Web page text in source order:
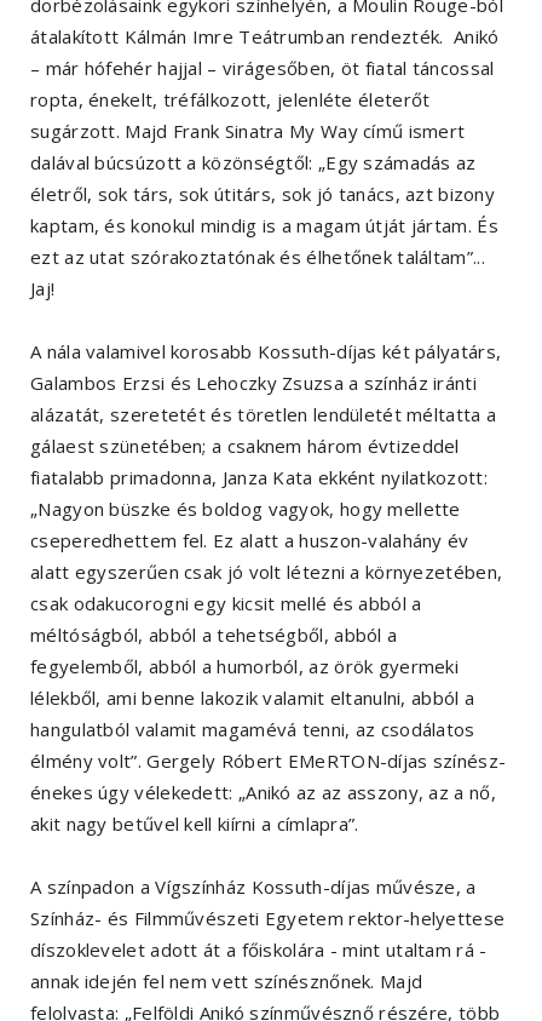
dorbézolásaink egykori színhelyén, a Moulin Rouge-ból
átalakított Kálmán Imre Teátrumban rendezték. Anikó
– már hófehér hajjal – virágesőben, öt fiatal táncossal
ropta, énekelt, tréfálkozott, jelenléte életerőt
sugárzott. Majd Frank Sinatra My Way című ismert
dalával búcsúzott a közönségtől: „Egy számadás az
életről, sok társ, sok útitárs, sok jó tanács, azt bizony
kaptam, és konokul mindig is a magam útját jártam. És
ezt az utat szórakoztatónak és élhetőnek találtam”...
Jaj!
A nála valamivel korosabb Kossuth-díjas két pályatárs,
Galambos Erzsi és Lehoczky Zsuzsa a színház iránti
alázatát, szeretetét és töretlen lendületét méltatta a
gálaest szünetében; a csaknem három évtizeddel
fiatalabb primadonna, Janza Kata ekként nyilatkozott:
„Nagyon büszke és boldog vagyok, hogy mellette
cseperedhettem fel. Ez alatt a huszon-valahány év
alatt egyszerűen csak jó volt létezni a környezetében,
csak odakucorogni egy kicsit mellé és abból a
méltóságból, abból a tehetségből, abból a
fegyelemből, abból a humorból, az örök gyermeki
lélekből, ami benne lakozik valamit eltanulni, abból a
hangulatból valamit magamévá tenni, az csodálatos
élmény volt”. Gergely Róbert EMeRTON-díjas színész-
énekes úgy vélekedett: „Anikó az az asszony, az a nő,
akit nagy betűvel kell kiírni a címlapra”.
A színpadon a Vígszínház Kossuth-díjas művésze, a
Színház- és Filmművészeti Egyetem rektor-helyettese
díszoklevelet adott át a főiskolára - mint utaltam rá -
annak idején fel nem vett színésznőnek. Majd
felolvasta: „Felföldi Anikó színművésznő részére, több